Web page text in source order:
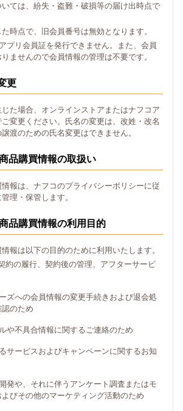
ては、紛失・盗難・破損等の届け出時点で
時点で、旧会員番号は無効となります。
プリ会員証を発行できません。また、会員
ませんので会員情報の管理は不要です。
更
た場合、オンラインストアまたはナフコア
変更ください。氏名の変更は、改姓・改名
渡のための氏名変更はできません。
品購買情報の取扱い
報は、ナフコのプライバシーポリシーに従
理・保管します。
品購買情報の利用目的
報は以下の目的のために利用いたします。
約の履行、契約後の管理、アフターサービ
ズへの会員情報の変更手続きおよび退会処
のため
や不具合情報に関するご連絡のため
サービスおよびキャンペーンに関するお知
発や、それに伴うアンケート調査またはモ
びその他のマーケティング活動のため